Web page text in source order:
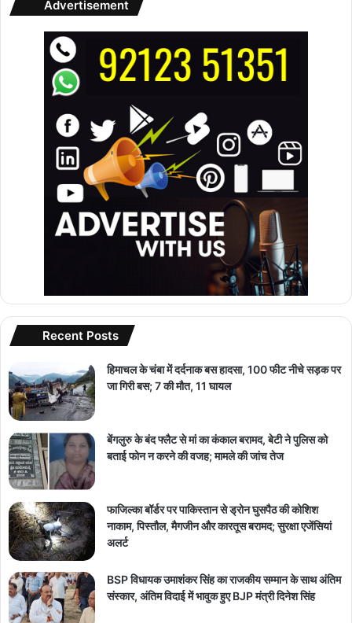
Advertisement
Recent Posts
हिमाचल के चंबा में दर्दनाक बस हादसा, 100 फीट नीचे सड़क पर
जा गिरी बस; 7 की मौत, 11 घायल
बेंगलुरु के बंद फ्लैट से मां का कंकाल बरामद, बेटी ने पुलिस को
बताई फोन न करने की वजह; मामले की जांच तेज
फाजिल्का बॉर्डर पर पाकिस्तान से ड्रोन घुसपैठ की कोशिश
नाकाम, पिस्तौल, मैगजीन और कारतूस बरामद; सुरक्षा एजेंसियां
अलर्ट
BSP विधायक उमाशंकर सिंह का राजकीय सम्मान के साथ अंतिम
संस्कार, अंतिम विदाई में भावुक हुए BJP मंत्री दिनेश सिंह